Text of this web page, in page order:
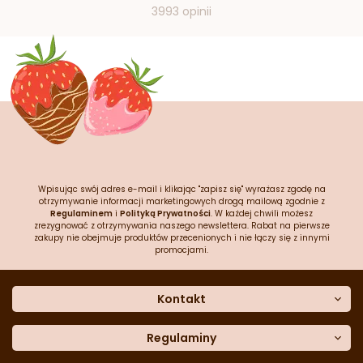
3993 opinii
Wpisując swój adres e-mail i klikając "zapisz się" wyrażasz zgodę na
otrzymywanie informacji marketingowych drogą mailową zgodnie z
Regulaminem i Polityką Prywatności. W każdej chwili możesz
zrezygnować z otrzymywania naszego newslettera. Rabat na pierwsze
zakupy nie obejmuje produktów przecenionych i nie łączy się z innymi
promocjami.
Kontakt
Dane kontaktowe
Często zadawane pytania
Regulaminy